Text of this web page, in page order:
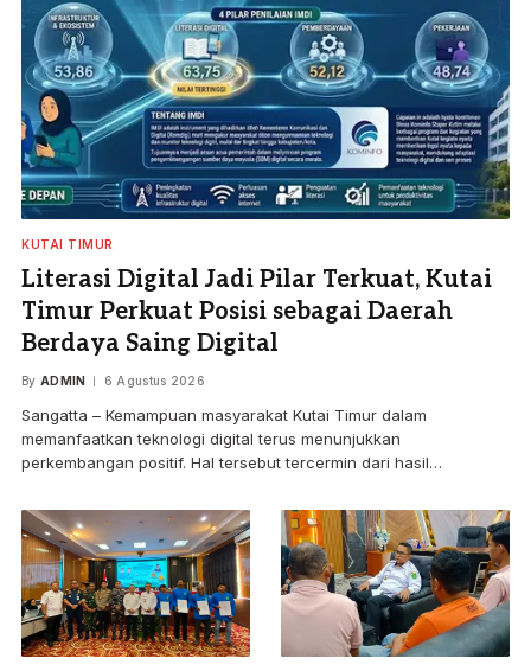
KUTAI TIMUR
Literasi Digital Jadi Pilar Terkuat, Kutai
Timur Perkuat Posisi sebagai Daerah
Berdaya Saing Digital
By ADMIN 6 Agustus 2026
Sangatta – Kemampuan masyarakat Kutai Timur dalam
memanfaatkan teknologi digital terus menunjukkan
perkembangan positif. Hal tersebut tercermin dari hasil…